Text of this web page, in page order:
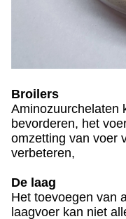
Broilers
Aminozuurchelaten
bevorderen, het
omzetting van voer
verbeteren,
De laag
Het toevoegen van
laagvoer kan niet